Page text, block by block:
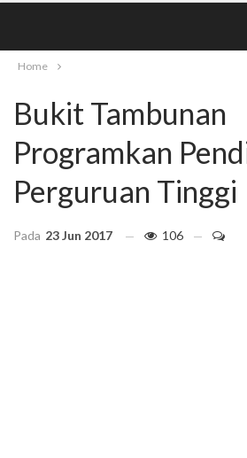
Home
Bukit Tambunan
Programkan
Perguruan Tinggi
Pada 23 Jun 2017 106